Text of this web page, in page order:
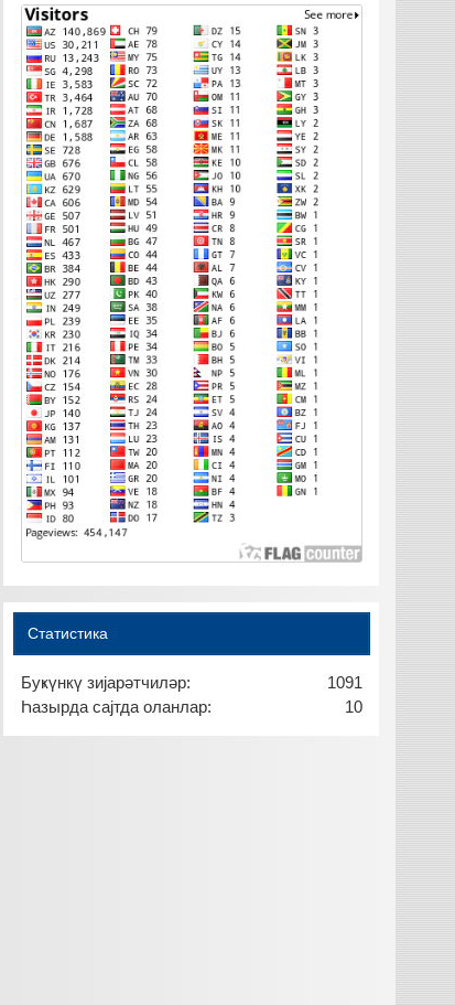
Статистика
1091
Буҝүнкү зијарәтчиләр:
10
Һазырда сајтда оланлар: